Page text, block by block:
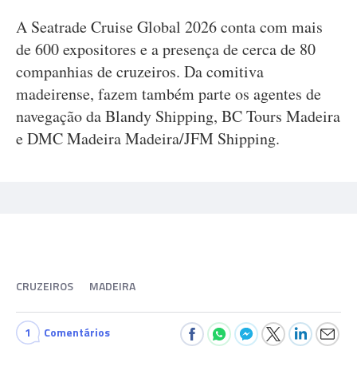
A Seatrade Cruise Global 2026 conta com mais
de 600 expositores e a presença de cerca de 80
companhias de cruzeiros. Da comitiva
madeirense, fazem também parte os agentes de
navegação da Blandy Shipping, BC Tours Madeira
e DMC Madeira Madeira/JFM Shipping.
CRUZEIROS MADEIRA
1 Comentários